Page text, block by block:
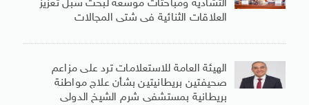
التشادية ومباحثات موسعة لبحث سبل تعزيز
العلاقات الثنائية فى شتى المجالات
الهيئة العامة للاستعلامات ترد على مزاعم
صحيفتين بريطانيتين بشأن علاج مواطنة
بريطانية بمستشفى شرم الشيخ الدولى